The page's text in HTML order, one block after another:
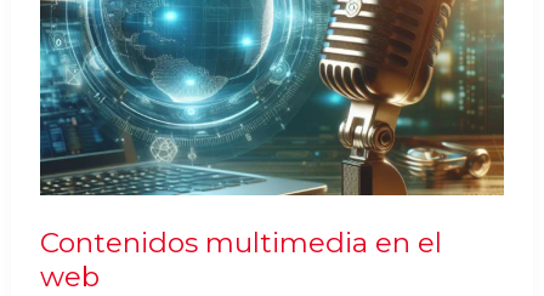
Contenidos multimedia en el
web